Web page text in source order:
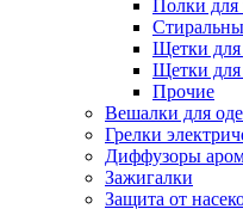
Полки для
Щетки
Щетки для
Прочие
Вешалки для
Грелки
Диффузоры
Зажигалки
Защита от